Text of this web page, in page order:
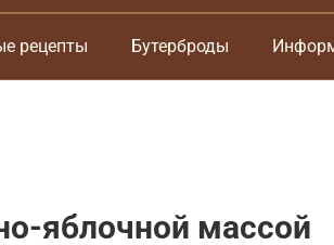
рецепты Бутерброды
яблочной массой